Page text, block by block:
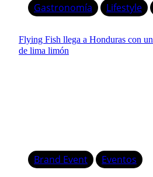
Gastronomía Lifestyle
Flying Fish llega a Honduras con
de lima limón
Brand Event Eventos